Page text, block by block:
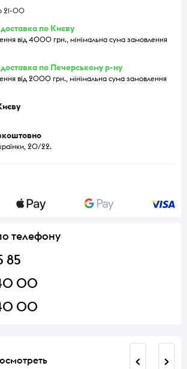
21-00
по Києву
від 4000 грн., мінімальна сума замовлення
по Печерському р-ну
від 2000 грн., мінімальна сума замовлення
20/22.
телефону
85
00
00